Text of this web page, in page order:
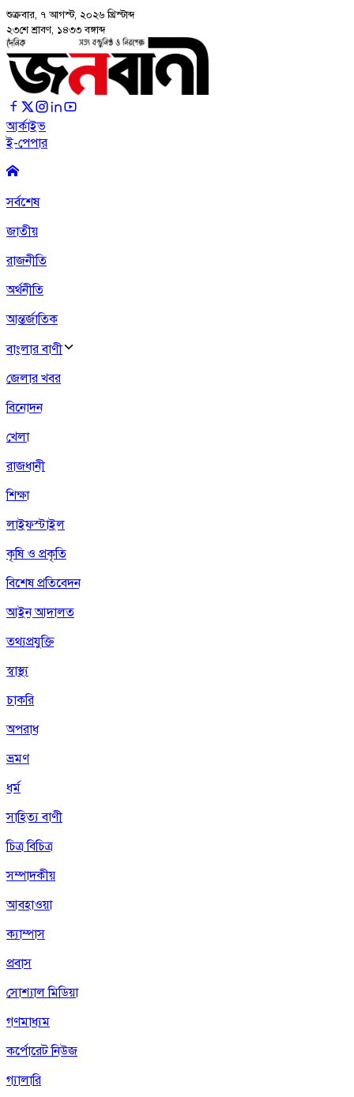
শুক্রবার, ৭ আগস্ট, ২০২৬ খ্রিস্টাব্দ
২৩শে শ্রাবণ, ১৪৩৩ বঙ্গাব্দ
আর্কাইভ
ই-পেপার
সর্বশেষ
জাতীয়
রাজনীতি
অর্থনীতি
আন্তর্জাতিক
বাংলার বাণী
জেলার খবর
বিনোদন
খেলা
রাজধানী
শিক্ষা
লাইফস্টাইল
কৃষি ও প্রকৃতি
বিশেষ প্রতিবেদন
আইন আদালত
তথ্যপ্রযুক্তি
স্বাস্থ্য
চাকরি
অপরাধ
ভ্রমণ
ধর্ম
সাহিত্য বাণী
চিত্র বিচিত্র
সম্পাদকীয়
আবহাওয়া
ক্যাম্পাস
প্রবাস
সোশ্যাল মিডিয়া
গণমাধ্যম
কর্পোরেট নিউজ
গ্যালারি